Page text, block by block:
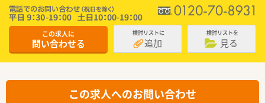
この求人に
問い合わせる
検討リストに
追加
検討リストを
見る
この求人へのお問い合わせ